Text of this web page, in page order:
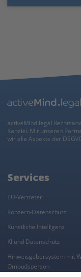
activeMind.legal
Kanzlei. Mit unseren
wir alle Aspekte der
Services
EU-Vertreter
Konzern-Datenschutz
Künstliche Intelligenz
KI und Datenschutz
Hinweisgebersystem mit
Ombudsperson